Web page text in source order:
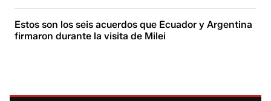
Estos son los seis acuerdos que Ecuador y Argentina
firmaron durante la visita de Milei